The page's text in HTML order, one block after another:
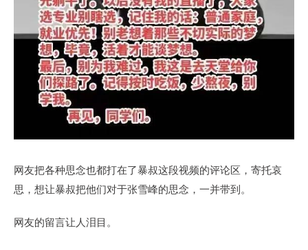
网友把各种思念也都打在了暴叔这段视频的评论区，寄托哀
思，想让暴叔把他们对于张雪峰的思念，一并带到。
网友的留言让人泪目。